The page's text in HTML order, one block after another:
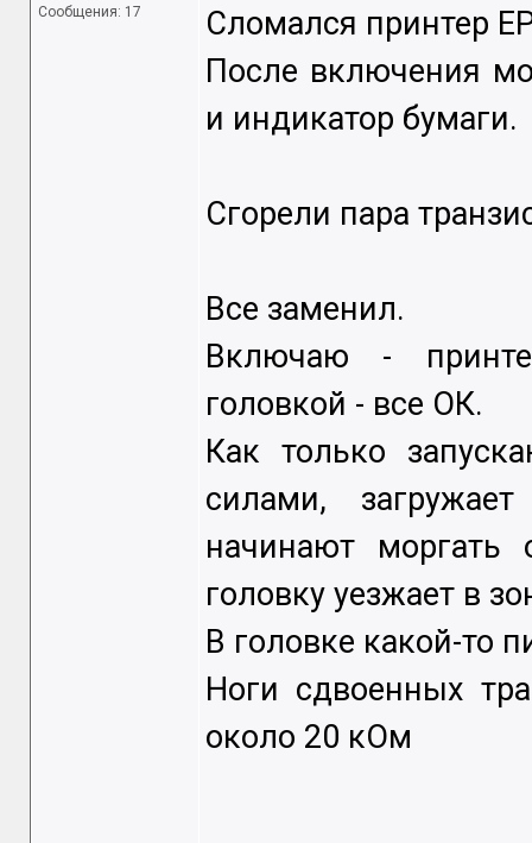
Сообщения: 17
Сломался принтер
После включения
и индикатор бумаги.
Сгорели пара
Все заменил.
Включаю -
головкой - все ОК.
Как только
силами,
начинают
головку уезжает в
В головке какой-то
Ноги сдвоенных
около 20 кОм